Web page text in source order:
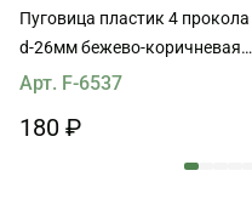
Пуговица пластик 4 прокола
d-26мм бежево-коричневая
Max Mara
Арт. F-6537
180 ₽